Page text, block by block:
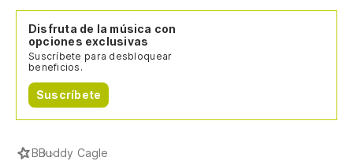
Disfruta de la música con
opciones exclusivas
Suscríbete para desbloquear
beneficios.
Suscríbete
BBuddy Cagle